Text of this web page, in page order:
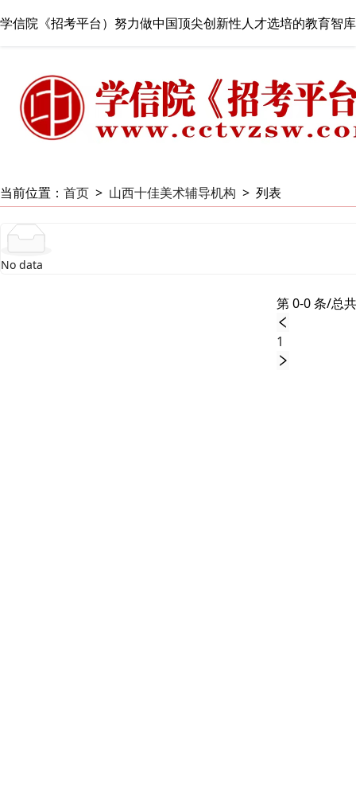
学信院《招考平台）努力做中国顶尖创新性人才选培的教育智库
当前位置： 首页 > 山西十佳美术辅导机构 > 列表
No data
第 0-0 条/总
1